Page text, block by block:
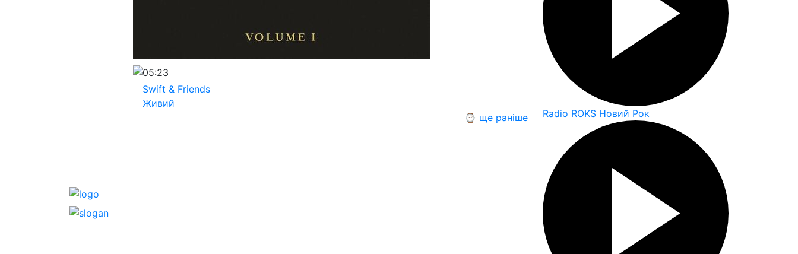
05:23
Swift & Friends
Живий
⌚ ще раніше
Radio ROKS Новий Рок